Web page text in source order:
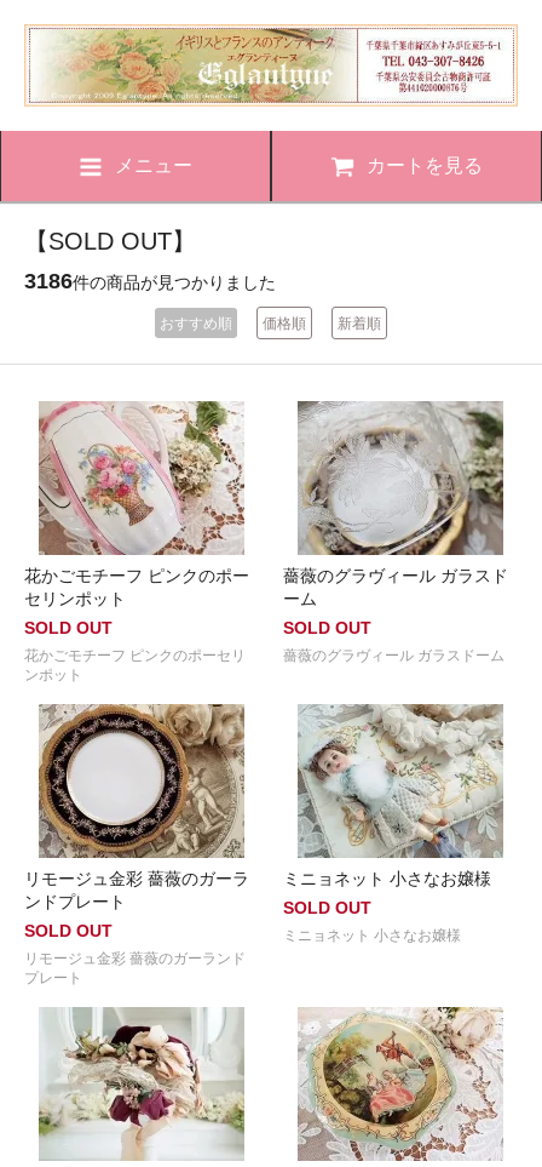
メニュー カートを見る
【SOLD OUT】
3186件の商品が見つかりました
おすすめ順 価格順 新着順
花かごモチーフ ピンクのポー
セリンポット
SOLD OUT
花かごモチーフ ピンクのポーセリ
ンポット
薔薇のグラヴィール ガラスド
ーム
SOLD OUT
薔薇のグラヴィール ガラスドーム
リモージュ金彩 薔薇のガーラ
ンドプレート
SOLD OUT
リモージュ金彩 薔薇のガーランド
プレート
ミニョネット 小さなお嬢様
SOLD OUT
ミニョネット 小さなお嬢様